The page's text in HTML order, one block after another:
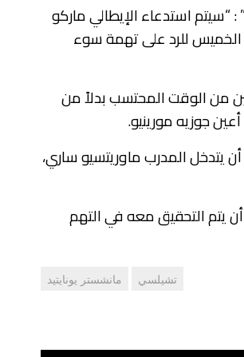
“سيتم استدعاء الإيطالي ماركو
للرد على تهمة سوء
من الوقت المحتسب بدلاً من
جوزيه مورينيو.
يتدخل المدرب ماوريتسيو ساري،
يتم التحقيق معه في التهم
تشيلسي مانشستر يونايتيد